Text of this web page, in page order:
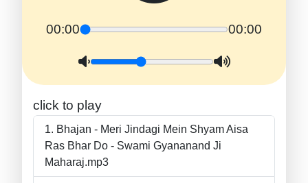
00:00 00:00
click to play
Bhajan - Meri Jindagi Mein Shyam Aisa
Ras Bhar Do - Swami Gyananand Ji
Maharaj.mp3